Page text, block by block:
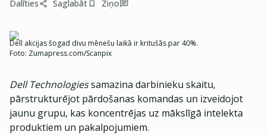
Dalīties Saglabāt Ziņo
Dell akcijas šogad divu mēnešu laikā ir kritušās par 40%.
Foto: Zumapress.com/Scanpix
Dell Technologiessamazina darbinieku skaitu,
pārstrukturējot pārdošanas komandas un izveidojot
jaunu grupu, kas koncentrējas uz mākslīgā intelekta
produktiem un pakalpojumiem.